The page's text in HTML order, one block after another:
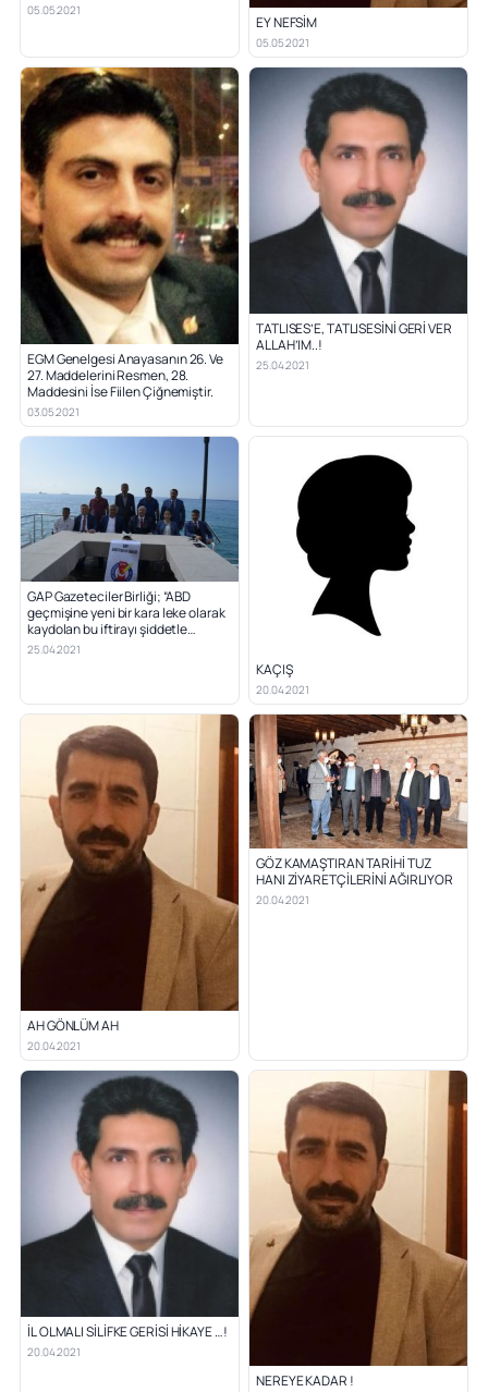
05.05.2021
EY NEFSİM
05.05.2021
EGM Genelgesi Anayasanın 26. Ve
27. Maddelerini Resmen, 28.
Maddesini İse Fiilen Çiğnemiştir.
03.05.2021
TATLISES’E, TATLISESİNİ GERİ VER
ALLAH’IM..!
25.04.2021
GAP Gazeteciler Birliği; “ABD
geçmişine yeni bir kara leke olarak
kaydolan bu iftirayı şiddetle
kınıyoruz”
25.04.2021
KAÇIŞ
20.04.2021
AH GÖNLÜM AH
20.04.2021
GÖZ KAMAŞTIRAN TARİHİ TUZ
HANI ZİYARETÇİLERİNİ AĞIRLIYOR
20.04.2021
İL OLMALI SİLİFKE GERİSİ HİKAYE …!
20.04.2021
NEREYE KADAR !